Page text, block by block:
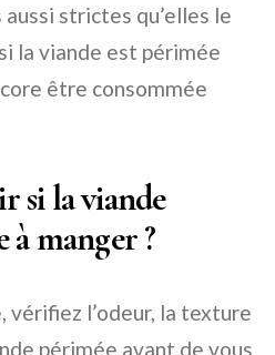
strictes qu’elles le
la viande est périmée
être consommée
si la viande
à manger ?
vérifiez l’odeur, la texture
périmée avant de vous